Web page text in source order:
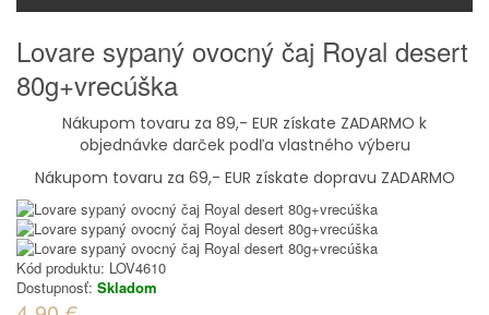
Lovare sypaný ovocný čaj Royal desert
80g+vrecúška
Nákupom tovaru za 89,- EUR získate ZADARMO k
objednávke darček podľa vlastného výberu
Nákupom tovaru za 69,- EUR získate dopravu ZADARMO
Kód produktu: LOV4610
Dostupnosť: Skladom